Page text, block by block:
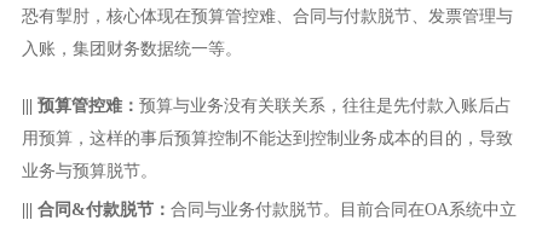
恐有掣肘，核心体现在预算管控难、合同与付款脱节、发票管理与
入账，集团财务数据统一等。
预算管控难： 预算与业务没有关联关系，往往是先付款入账后占
用预算，这样的事后预算控制不能达到控制业务成本的目的，导致
业务与预算脱节。
合同&付款脱节： 合同与业务付款脱节。目前合同在OA系统中立